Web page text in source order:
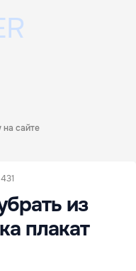
на сайте
из
плакат